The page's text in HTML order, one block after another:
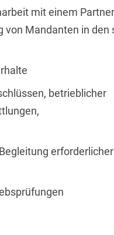
mit einem
Mandanten in den
betrieblicher
erforderlicher